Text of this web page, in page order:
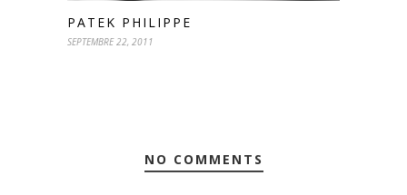
PATEK PHILIPPE
SEPTEMBRE 22, 2011
NO COMMENTS